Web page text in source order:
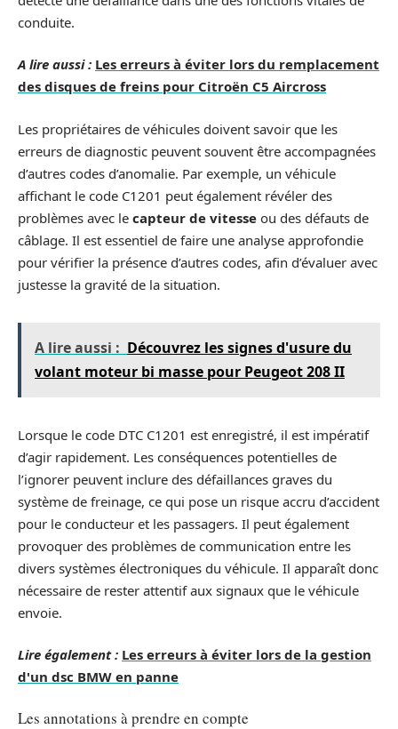
conduite.
A lire aussi : Les erreurs à éviter lors du remplacement
des disques de freins pour Citroën C5 Aircross
Les propriétaires de véhicules doivent savoir que les
erreurs de diagnostic peuvent souvent être accompagnées
d’autres codes d’anomalie. Par exemple, un véhicule
affichant le code C1201 peut également révéler des
problèmes avec le capteur de vitesse ou des défauts de
câblage. Il est essentiel de faire une analyse approfondie
pour vérifier la présence d’autres codes, afin d’évaluer avec
justesse la gravité de la situation.
A lire aussi : Découvrez les signes d'usure du
volant moteur bi masse pour Peugeot 208 II
Lorsque le code DTC C1201 est enregistré, il est impératif
d’agir rapidement. Les conséquences potentielles de
l’ignorer peuvent inclure des défaillances graves du
système de freinage, ce qui pose un risque accru d’accident
pour le conducteur et les passagers. Il peut également
provoquer des problèmes de communication entre les
divers systèmes électroniques du véhicule. Il apparaît donc
nécessaire de rester attentif aux signaux que le véhicule
envoie.
Lire également : Les erreurs à éviter lors de la gestion
d'un dsc BMW en panne
Les annotations à prendre en compte